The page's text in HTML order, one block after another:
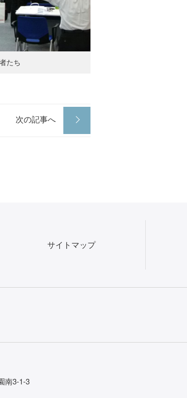
たち
次の記事へ
サイトマップ
南3-1-3